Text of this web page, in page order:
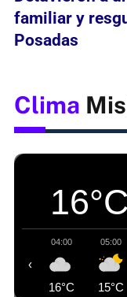
familiar y
Posadas
Clima
16°C
04:00
16°C
05:00
15°C
‹